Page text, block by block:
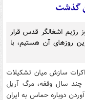
گذشت
رژیم اشغالگر قدس قرار
روزهای آن هستیم، با
سازش میان تشکیلات
سال وقفه، مرگ آریل
دوباره حماس به ایران